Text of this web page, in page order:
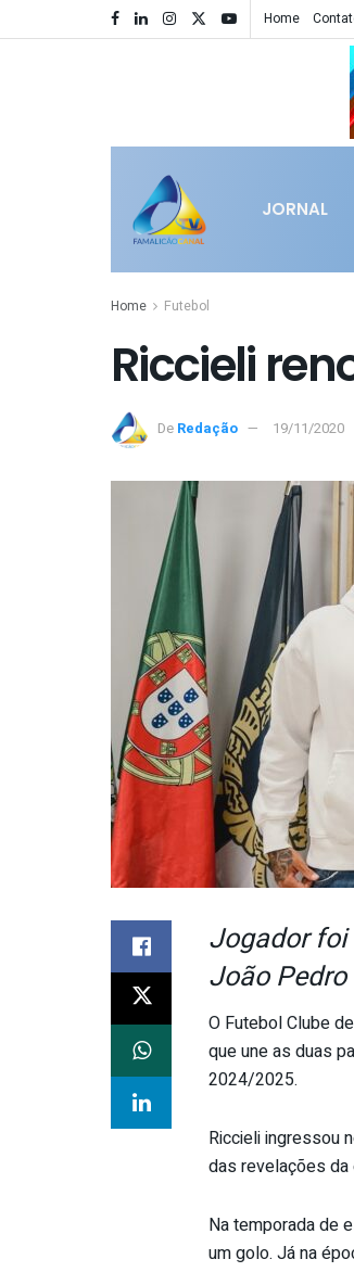
Home
JORNAL
Home Futebol
Riccieli
De Redação 19/11/2020
Jogador foi
João
O Futebol Clube
que une as duas
2024/2025.
Riccieli ingressou
das revelações da
Na temporada de
um golo. Já na